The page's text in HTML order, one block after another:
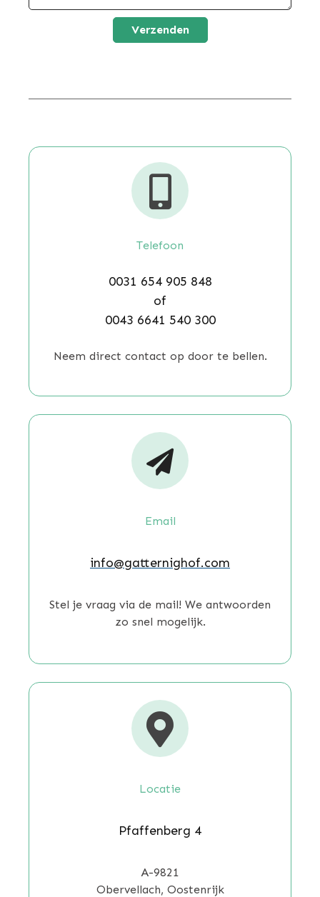

Telefoon
0031 654 905 848
of
0043 6641 540 300
Neem direct contact op door te bellen.

Email
info@gatternighof.com
Stel je vraag via de mail! We antwoorden
zo snel mogelijk.

Locatie
Pfaffenberg 4
A-9821
Obervellach, Oostenrijk